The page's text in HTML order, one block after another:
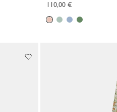
110,00 €